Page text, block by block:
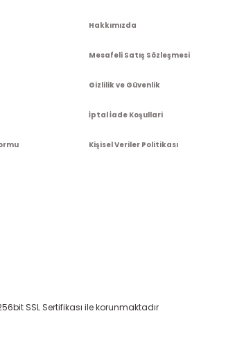
Hakkımızda
Mesafeli Satış Sözleşmesi
Gizlilik ve Güvenlik
İptal İade Koşullari
Kişisel Veriler Politikası
SSL Sertifikası ile korunmaktadır